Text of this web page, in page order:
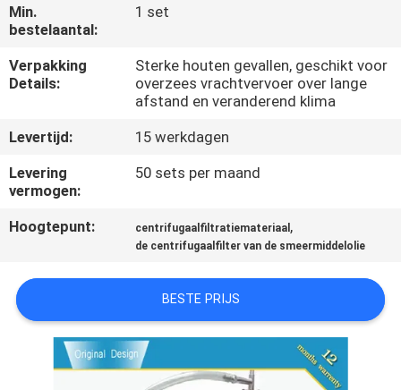
NIEUWS
VERZOEK
CITAAT
SITEMAP
POLICY
Min.
bestelaantal:
1 set
Verpakking
Details:
Sterke houten gevallen, geschikt voor
overzees vrachtvervoer over lange
afstand en veranderend klima
Levertijd:
15 werkdagen
Levering
vermogen:
50 sets per maand
Hoogtepunt: centrifugaalfiltratiemateriaal ,
de centrifugaalfilter van de smeermiddelolie
BESTE PRIJS